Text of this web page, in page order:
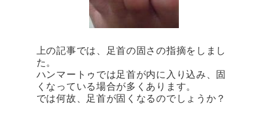
上の記事では、足首の固さの指摘をしまし
た。
ハンマートゥでは足首が内に入り込み、固
くなっている場合が多くあります。
では何故、足首が固くなるのでしょうか？